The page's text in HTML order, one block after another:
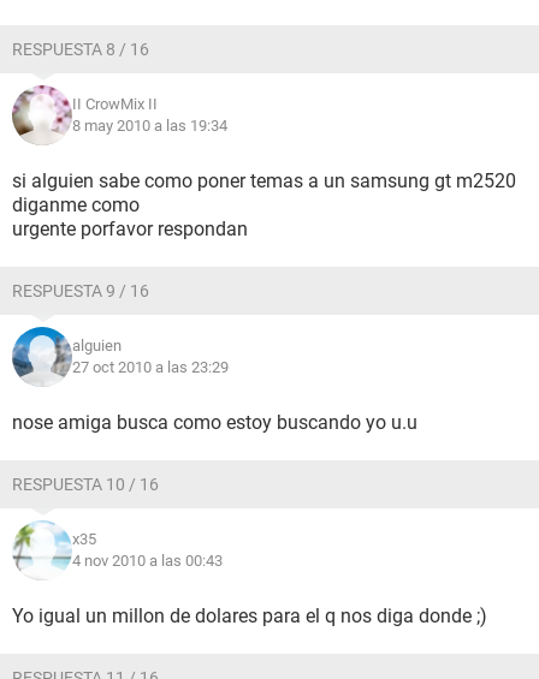
RESPUESTA 8 / 16
II CrowMix II
8 may 2010 a las 19:34
si alguien sabe como poner temas a un samsung gt m2520
diganme como
urgente porfavor respondan
RESPUESTA 9 / 16
alguien
27 oct 2010 a las 23:29
nose amiga busca como estoy buscando yo u.u
RESPUESTA 10 / 16
x35
4 nov 2010 a las 00:43
Yo igual un millon de dolares para el q nos diga donde ;)